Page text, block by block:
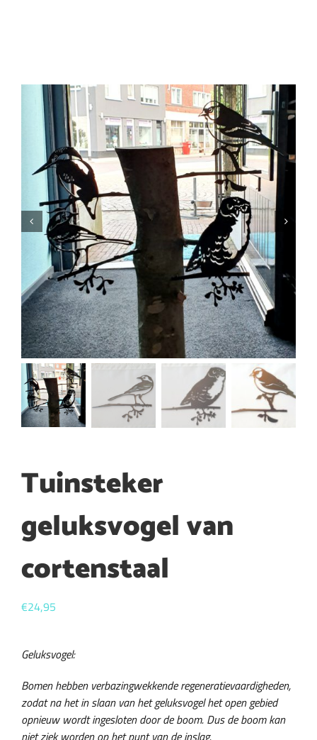
Tuinsteker
geluksvogel van
cortenstaal
€24,95
Geluksvogel:
Bomen hebben verbazingwekkende regeneratievaardigheden,
zodat na het in slaan van het geluksvogel het open gebied
opnieuw wordt ingesloten door de boom. Dus de boom kan
niet ziek worden op het punt van de inslag.